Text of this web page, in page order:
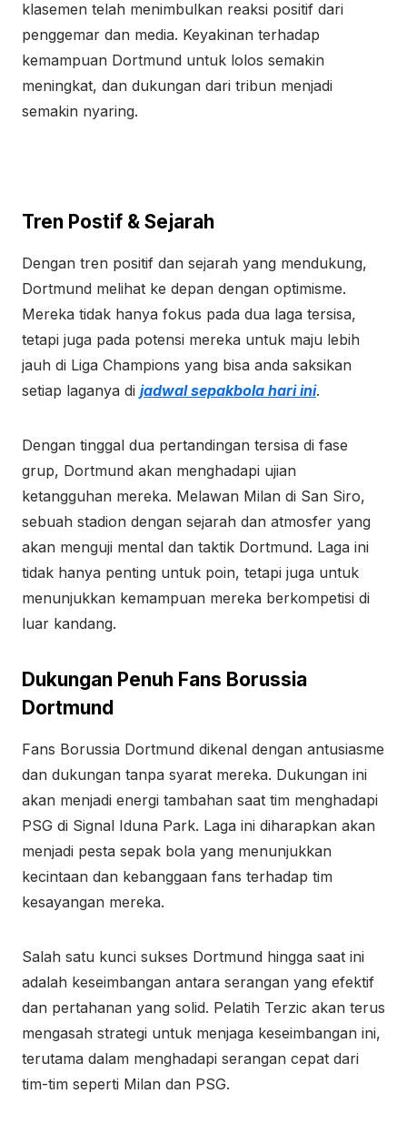
klasemen telah menimbulkan reaksi positif dari
penggemar dan media. Keyakinan terhadap
kemampuan Dortmund untuk lolos semakin
meningkat, dan dukungan dari tribun menjadi
semakin nyaring.
Tren Postif & Sejarah
Dengan tren positif dan sejarah yang mendukung,
Dortmund melihat ke depan dengan optimisme.
Mereka tidak hanya fokus pada dua laga tersisa,
tetapi juga pada potensi mereka untuk maju lebih
jauh di Liga Champions yang bisa anda saksikan
setiap laganya di jadwal sepakbola hari ini.
Dengan tinggal dua pertandingan tersisa di fase
grup, Dortmund akan menghadapi ujian
ketangguhan mereka. Melawan Milan di San Siro,
sebuah stadion dengan sejarah dan atmosfer yang
akan menguji mental dan taktik Dortmund. Laga ini
tidak hanya penting untuk poin, tetapi juga untuk
menunjukkan kemampuan mereka berkompetisi di
luar kandang.
Dukungan Penuh Fans Borussia
Dortmund
Fans Borussia Dortmund dikenal dengan antusiasme
dan dukungan tanpa syarat mereka. Dukungan ini
akan menjadi energi tambahan saat tim menghadapi
PSG di Signal Iduna Park. Laga ini diharapkan akan
menjadi pesta sepak bola yang menunjukkan
kecintaan dan kebanggaan fans terhadap tim
kesayangan mereka.
Salah satu kunci sukses Dortmund hingga saat ini
adalah keseimbangan antara serangan yang efektif
dan pertahanan yang solid. Pelatih Terzic akan terus
mengasah strategi untuk menjaga keseimbangan ini,
terutama dalam menghadapi serangan cepat dari
tim-tim seperti Milan dan PSG.